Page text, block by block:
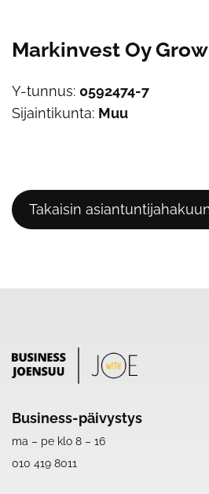
Markinvest Oy
Y-tunnus: 0592474-7
Sijaintikunta: Muu
Takaisin
Business-päivystys
ma – pe klo 8 – 16
010 419 8011